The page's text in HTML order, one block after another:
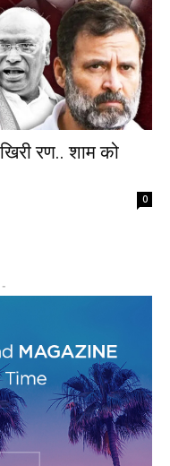
रण.. शाम को
0
-